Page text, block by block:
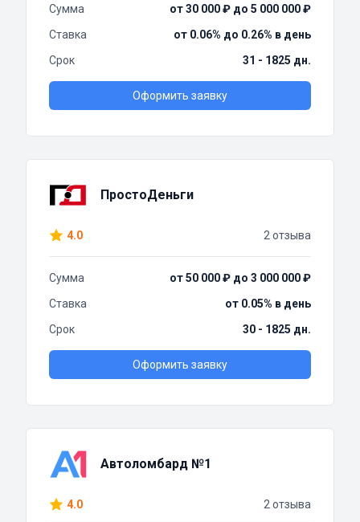
Сумма
от 30 000 ₽ до 5 000 000 ₽
Ставка
от 0.06% до 0.26% в день
Срок
31 - 1825 дн.
Оформить заявку
ПростоДеньги
4.0 2 отзыва
Сумма
от 50 000 ₽ до 3 000 000 ₽
Ставка
от 0.05% в день
Срок
30 - 1825 дн.
Оформить заявку
Автоломбард №1
4.0 2 отзыва